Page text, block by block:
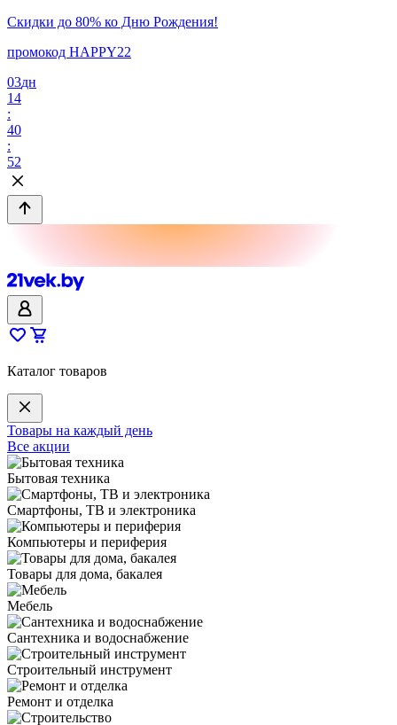
Скидки до 80% ко Дню Рождения!
промокод HAPPY22
03дн
14
:
40
:
52
Каталог товаров
Товары на каждый день
Все акции
Бытовая техника
Смартфоны, ТВ и электроника
Компьютеры и периферия
Товары для дома, бакалея
Мебель
Сантехника и водоснабжение
Строительный инструмент
Ремонт и отделка